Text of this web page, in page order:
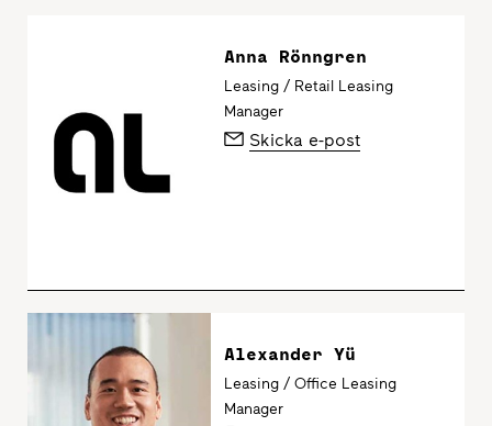
Anna Rönngren
Leasing / Retail Leasing
Manager
Skicka e-post
Alexander Yü
Leasing / Office Leasing
Manager